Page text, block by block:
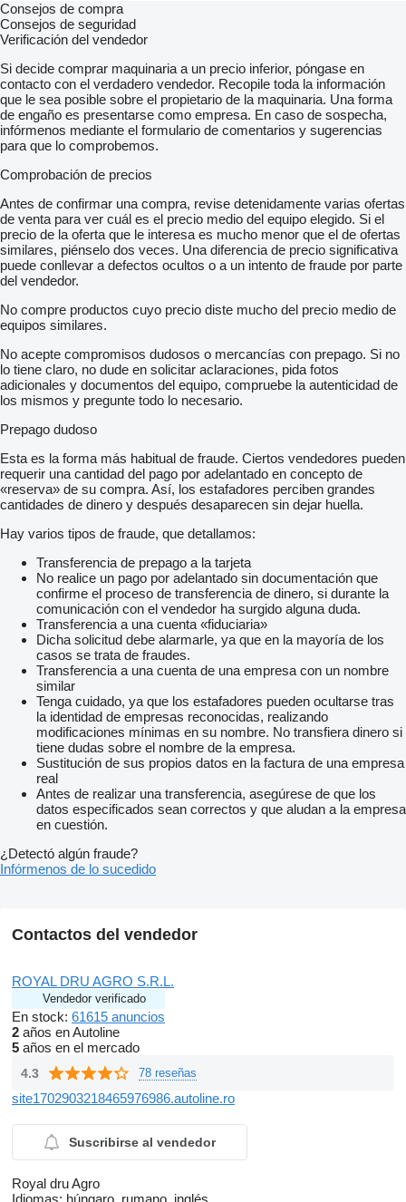
Consejos de compra
Consejos de seguridad
Verificación del vendedor
Si decide comprar maquinaria a un precio inferior, póngase en
contacto con el verdadero vendedor. Recopile toda la información
que le sea posible sobre el propietario de la maquinaria. Una forma
de engaño es presentarse como empresa. En caso de sospecha,
infórmenos mediante el formulario de comentarios y sugerencias
para que lo comprobemos.
Comprobación de precios
Antes de confirmar una compra, revise detenidamente varias ofertas
de venta para ver cuál es el precio medio del equipo elegido. Si el
precio de la oferta que le interesa es mucho menor que el de ofertas
similares, piénselo dos veces. Una diferencia de precio significativa
puede conllevar a defectos ocultos o a un intento de fraude por parte
del vendedor.
No compre productos cuyo precio diste mucho del precio medio de
equipos similares.
No acepte compromisos dudosos o mercancías con prepago. Si no
lo tiene claro, no dude en solicitar aclaraciones, pida fotos
adicionales y documentos del equipo, compruebe la autenticidad de
los mismos y pregunte todo lo necesario.
Prepago dudoso
Esta es la forma más habitual de fraude. Ciertos vendedores pueden
requerir una cantidad del pago por adelantado en concepto de
«reserva» de su compra. Así, los estafadores perciben grandes
cantidades de dinero y después desaparecen sin dejar huella.
Hay varios tipos de fraude, que detallamos:
Transferencia de prepago a la tarjeta
No realice un pago por adelantado sin documentación que
confirme el proceso de transferencia de dinero, si durante la
comunicación con el vendedor ha surgido alguna duda.
Transferencia a una cuenta «fiduciaria»
Dicha solicitud debe alarmarle, ya que en la mayoría de los
casos se trata de fraudes.
Transferencia a una cuenta de una empresa con un nombre
similar
Tenga cuidado, ya que los estafadores pueden ocultarse tras
la identidad de empresas reconocidas, realizando
modificaciones mínimas en su nombre. No transfiera dinero si
tiene dudas sobre el nombre de la empresa.
Sustitución de sus propios datos en la factura de una empresa
real
Antes de realizar una transferencia, asegúrese de que los
datos especificados sean correctos y que aludan a la empresa
en cuestión.
¿Detectó algún fraude?
Infórmenos de lo sucedido
Contactos del vendedor
ROYAL DRU AGRO S.R.L.
Vendedor verificado
En stock: 61615 anuncios
2 años en Autoline
5 años en el mercado
4.3 78 reseñas
site1702903218465976986.autoline.ro
Suscribirse al vendedor
Royal dru Agro